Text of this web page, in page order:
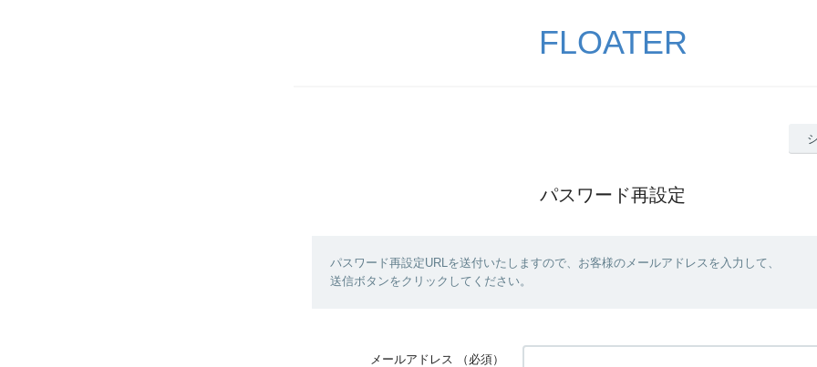
FLOATER
パスワード再設定
パスワード再設定URLを送付いたしますので、お客様のメールアドレスを入力して、
送信ボタンをクリックしてください。
メールアドレス （必須）